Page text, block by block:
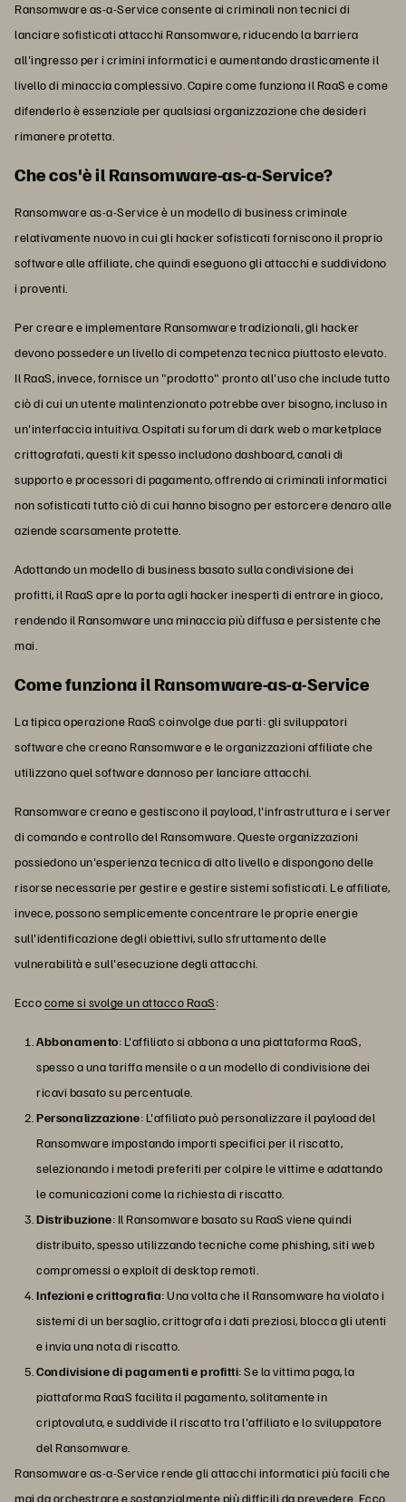
Ransomware as-a-Service consente ai criminali non tecnici di
lanciare sofisticati attacchi Ransomware, riducendo la barriera
all'ingresso per i crimini informatici e aumentando drasticamente il
livello di minaccia complessivo. Capire come funziona il RaaS e come
difenderlo è essenziale per qualsiasi organizzazione che desideri
rimanere protetta.
Che cos'è il Ransomware-as-a-Service?
Ransomware as-a-Service è un modello di business criminale
relativamente nuovo in cui gli hacker sofisticati forniscono il proprio
software alle affiliate, che quindi eseguono gli attacchi e suddividono
i proventi.
Per creare e implementare Ransomware tradizionali, gli hacker
devono possedere un livello di competenza tecnica piuttosto elevato.
Il RaaS, invece, fornisce un "prodotto" pronto all'uso che include tutto
ciò di cui un utente malintenzionato potrebbe aver bisogno, incluso in
un'interfaccia intuitiva. Ospitati su forum di dark web o marketplace
crittografati, questi kit spesso includono dashboard, canali di
supporto e processori di pagamento, offrendo ai criminali informatici
non sofisticati tutto ciò di cui hanno bisogno per estorcere denaro alle
aziende scarsamente protette.
Adottando un modello di business basato sulla condivisione dei
profitti, il RaaS apre la porta agli hacker inesperti di entrare in gioco,
rendendo il Ransomware una minaccia più diffusa e persistente che
mai.
Come funziona il Ransomware-as-a-Service
La tipica operazione RaaS coinvolge due parti: gli sviluppatori
software che creano Ransomware e le organizzazioni affiliate che
utilizzano quel software dannoso per lanciare attacchi.
Ransomware creano e gestiscono il payload, l'infrastruttura e i server
di comando e controllo del Ransomware. Queste organizzazioni
possiedono un'esperienza tecnica di alto livello e dispongono delle
risorse necessarie per gestire e gestire sistemi sofisticati. Le affiliate,
invece, possono semplicemente concentrare le proprie energie
sull'identificazione degli obiettivi, sullo sfruttamento delle
vulnerabilità e sull'esecuzione degli attacchi.
Eccocome si svolge un attacco RaaS:
Abbonamento: L'affiliato si abbona a una piattaforma RaaS,
spesso a una tariffa mensile o a un modello di condivisione dei
ricavi basato su percentuale.
Personalizzazione: L'affiliato può personalizzare il payload del
Ransomware impostando importi specifici per il riscatto,
selezionando i metodi preferiti per colpire le vittime e adattando
le comunicazioni come la richiesta di riscatto.
Distribuzione: Il Ransomware basato su RaaS viene quindi
distribuito, spesso utilizzando tecniche come phishing, siti web
compromessi o exploit di desktop remoti.
Infezioni e crittografia: Una volta che il Ransomware ha violato i
sistemi di un bersaglio, crittografa i dati preziosi, blocca gli utenti
e invia una nota di riscatto.
Condivisione di pagamenti e profitti: Se la vittima paga, la
piattaforma RaaS facilita il pagamento, solitamente in
criptovaluta, e suddivide il riscatto tra l'affiliato e lo sviluppatore
del Ransomware.
Ransomware as-a-Service rende gli attacchi informatici più facili che
mai da orchestrare e sostanzialmente più difficili da prevedere. Ecco